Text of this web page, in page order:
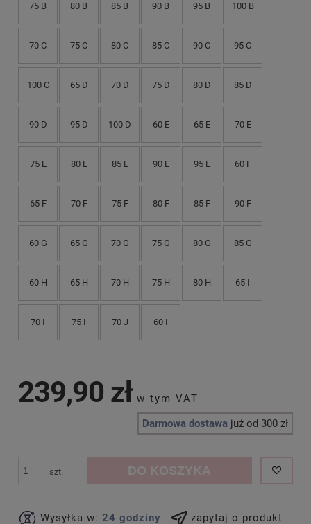
75 B 80 B 85 B 90 B 95 B 100 B
70 C 75 C 80 C 85 C 90 C 95 C
100 C 65 D 70 D 75 D 80 D 85 D
90 D 95 D 100 D 60 E 65 E 70 E
75 E 80 E 85 E 90 E 95 E 60 F
65 F 70 F 75 F 80 F 85 F 90 F
60 G 65 G 70 G 75 G 80 G 85 G
60 H 65 H 70 H 75 H 80 H 65 I
70 I 75 I 70 J 60 I
239,90 zł
Darmowa dostawa już od 300 zł
szt. DO KOSZYKA
Wysyłka w: 24 godziny zapytaj o produkt